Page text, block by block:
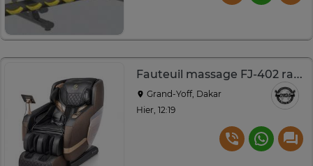
Fauteuil massage FJ-402 rail double 135 cm pieds
Grand-Yoff, Dakar
Hier, 12:19